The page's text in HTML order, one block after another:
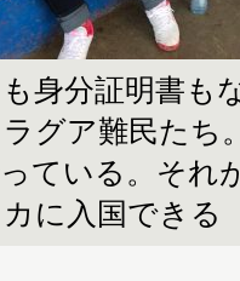
身分証明書も
グア難民たち
ている。それ
に入国できる